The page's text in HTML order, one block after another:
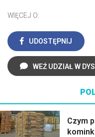
WIĘCEJ O:
UDOSTĘPNIJ
WEŹ UDZIAŁ W
Czym